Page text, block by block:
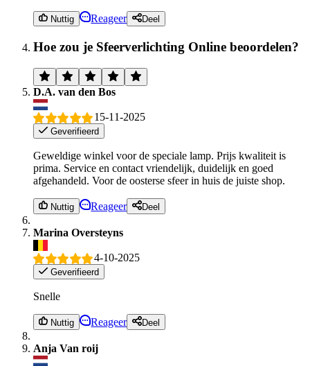
Nuttig Reageer Deel
Hoe zou je Sfeerverlichting Online beoordelen?
D.A. van den Bos
15-11-2025
Geverifieerd
Geweldige winkel voor de speciale lamp. Prijs kwaliteit is
prima. Service en contact vriendelijk, duidelijk en goed
afgehandeld. Voor de oosterse sfeer in huis de juiste shop.
Nuttig Reageer Deel
Marina Oversteyns
4-10-2025
Geverifieerd
Snelle
Nuttig Reageer Deel
Anja Van roij